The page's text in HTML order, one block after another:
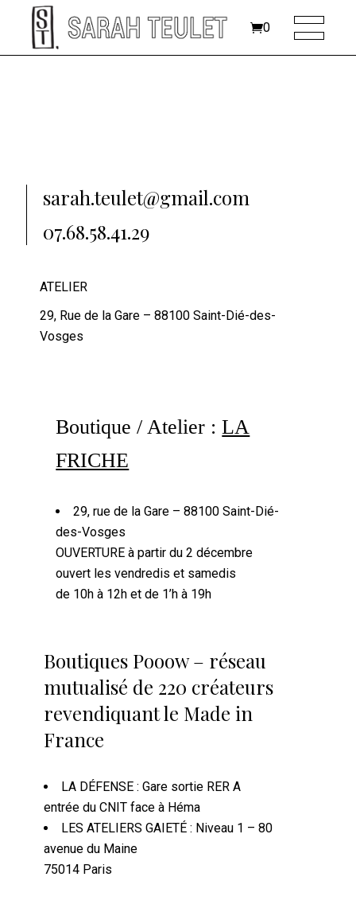
0
sarah.teulet@gmail.com
07.68.58.41.29
ATELIER
29, Rue de la Gare – 88100 Saint-Dié-des-
Vosges
Boutique / Atelier :LA
FRICHE
29, rue de la Gare – 88100 Saint-Dié-
des-Vosges
OUVERTURE à partir du 2 décembre
ouvert les vendredis et samedis
de 10h à 12h et de 1’h à 19h
Boutiques Pooow – réseau
mutualisé de 220 créateurs
revendiquant le Made in
France
LA DÉFENSE : Gare sortie RER A
entrée du CNIT face à Héma
LES ATELIERS GAIETÉ : Niveau 1 – 80
avenue du Maine
75014 Paris